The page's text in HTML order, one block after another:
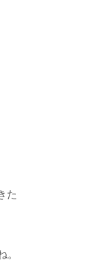
た
。